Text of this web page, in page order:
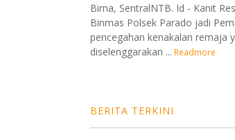
Bima, SentralNTB. Id - Kanit
Binmas Polsek Parado jadi
pencegahan kenakalan remaja
diselenggarakan ... Readmore
BERITA TERKINI